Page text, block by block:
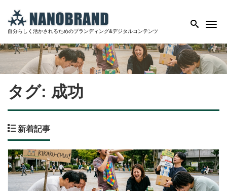
自分らしく活かされるためのブランディング&デジタルコンテンツ
タグ: 成功
新着記事